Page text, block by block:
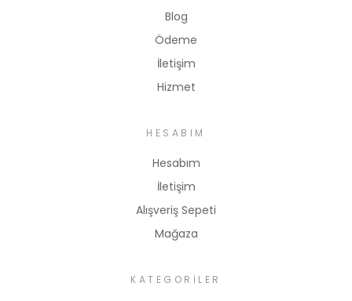
Blog
Ödeme
İletişim
Hizmet
HESABIM
Hesabım
İletişim
Alışveriş Sepeti
Mağaza
KATEGORILER